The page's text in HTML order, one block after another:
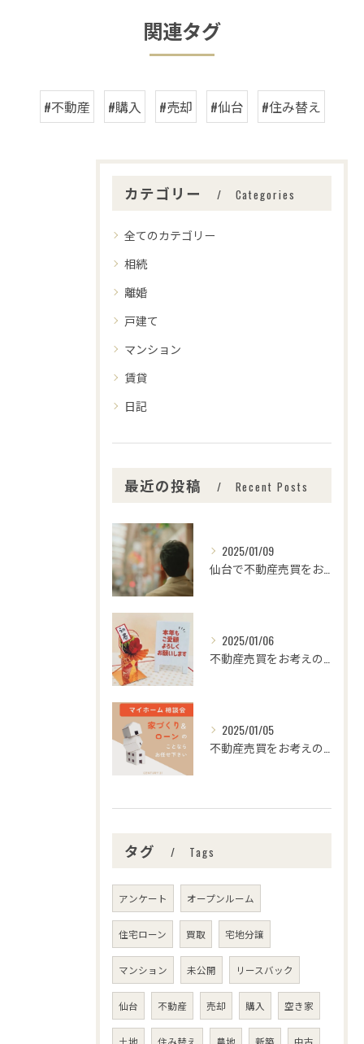
関連タグ
#不動産 #購入 #売却 #仙台 #住み替え
カテゴリー Categories
全てのカテゴリー
相続
離婚
戸建て
マンション
賃貸
日記
最近の投稿 Recent Posts
2025/01/09
2025/01/06
2025/01/05
タグ Tags
アンケート オープンルーム
住宅ローン 買取 宅地分譲
マンション 未公開 リースバック
仙台 不動産 売却 購入 空き家
土地 住み替え 農地 新築 中古